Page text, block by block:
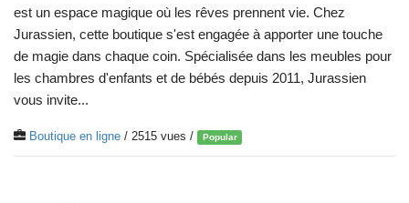
est un espace magique où les rêves prennent vie. Chez
Jurassien, cette boutique s'est engagée à apporter une touche
de magie dans chaque coin. Spécialisée dans les meubles pour
les chambres d'enfants et de bébés depuis 2011, Jurassien
vous invite...
Boutique en ligne / 2515 vues / Popular